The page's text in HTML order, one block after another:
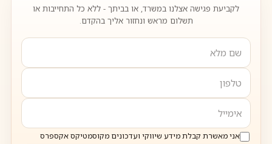
לקביעת פגישה אצלנו במשרד, או בביתך - ללא כל התחייבות או
תשלום מראש ונחזור אליך בהקדם.
אני מאשרת קבלת מידע שיווקי ועדכונים מקוסמטיקס אקספרס